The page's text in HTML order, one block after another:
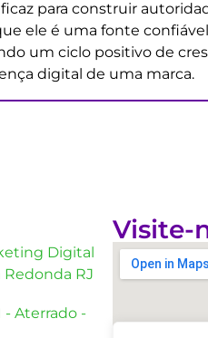
para construir
ele é uma fonte
um ciclo positivo de
digital de uma marca.
Digital
Redonda RJ
- Aterrado -
Visite-